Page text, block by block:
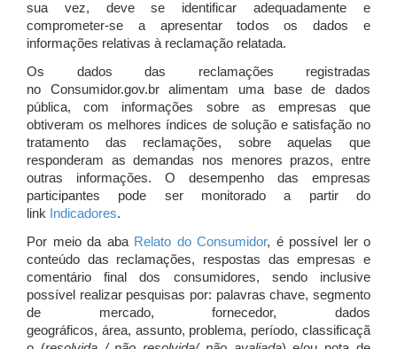
sua vez, deve se identificar adequadamente e
comprometer-se a apresentar todos os dados e
informações relativas à reclamação relatada.
Os dados das reclamações registradas
no Consumidor.gov.br alimentam uma base de dados
pública, com informações sobre as empresas que
obtiveram os melhores índices de solução e satisfação no
tratamento das reclamações, sobre aquelas que
responderam as demandas nos menores prazos, entre
outras informações. O desempenho das empresas
participantes pode ser monitorado a partir do
link Indicadores.
Por meio da aba Relato do Consumidor, é possível ler o
conteúdo das reclamações, respostas das empresas e
comentário final dos consumidores, sendo inclusive
possível realizar pesquisas por: palavras chave, segmento
de mercado, fornecedor, dados
geográficos, área, assunto, problema, período, classificaçã